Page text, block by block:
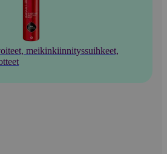
meikinkiinnityssuihkeet,